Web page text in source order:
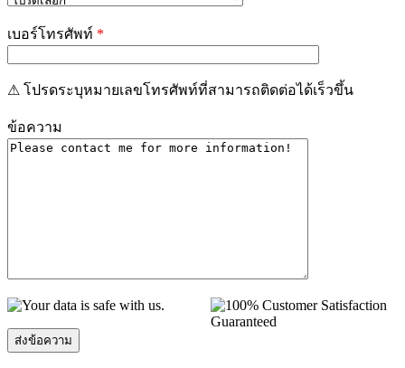
เบอร์โทรศัพท์ *
⚠ โปรดระบุหมายเลขโทรศัพท์ที่สามารถติดต่อได้เร็วขึ้น
ข้อความ